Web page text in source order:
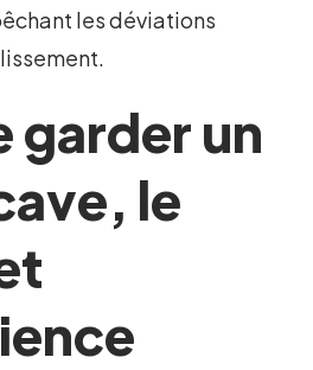
les déviations
garder un
le